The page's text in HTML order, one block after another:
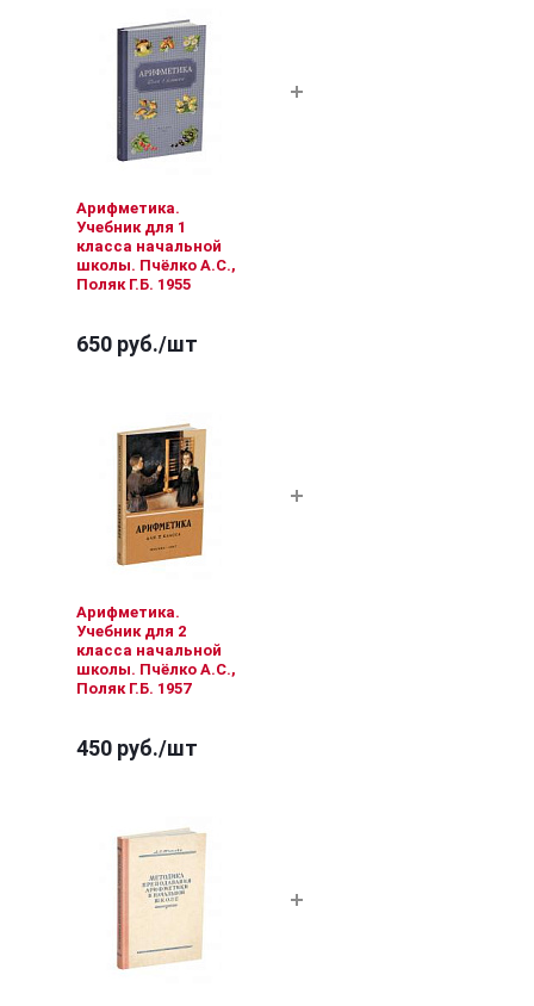
Арифметика.
Учебник для 1
класса начальной
школы. Пчёлко А.С.,
Поляк Г.Б. 1955
650 руб./шт
Арифметика.
Учебник для 2
класса начальной
школы. Пчёлко А.С.,
Поляк Г.Б. 1957
450 руб./шт